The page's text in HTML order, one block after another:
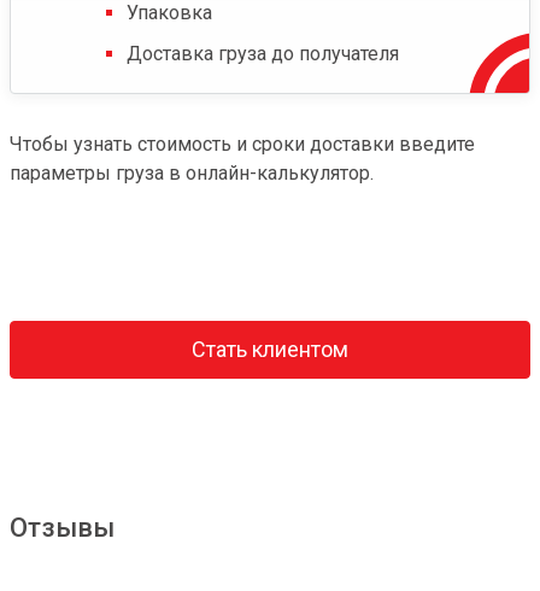
Упаковка
Доставка груза до получателя
Чтобы узнать стоимость и сроки доставки введите
параметры груза в онлайн-калькулятор.
Стать клиентом
Отзывы